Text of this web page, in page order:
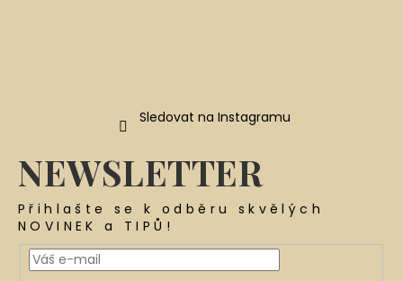
Sledovat na Instagramu
NEWSLETTER
Přihlašte se k odběru skvělých
NOVINEK a TIPŮ!